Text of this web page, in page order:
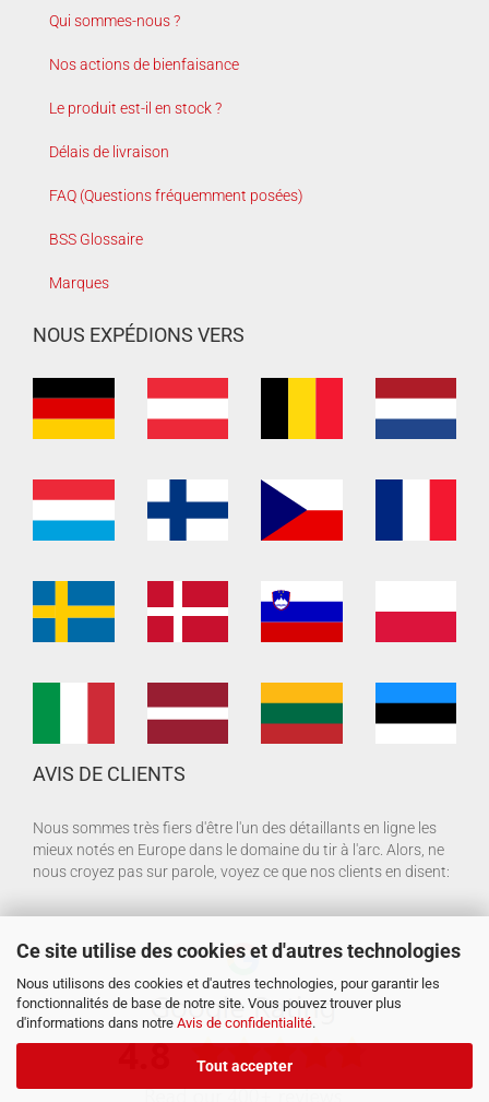
Ce site utilise des cookies et d'autres technologies
Nous utilisons des cookies et d'autres technologies, pour garantir les
fonctionnalités de base de notre site. Vous pouvez trouver plus
d'informations dans notre Avis de confidentialité.
Tout accepter
Qui sommes-nous ?
Nos actions de bienfaisance
Le produit est-il en stock ?
Délais de livraison
FAQ (Questions fréquemment posées)
BSS Glossaire
Marques
NOUS EXPÉDIONS VERS
AVIS DE CLIENTS
Nous sommes très fiers d'être l'un des détaillants en ligne les
mieux notés en Europe dans le domaine du tir à l'arc. Alors, ne
nous croyez pas sur parole, voyez ce que nos clients en disent: